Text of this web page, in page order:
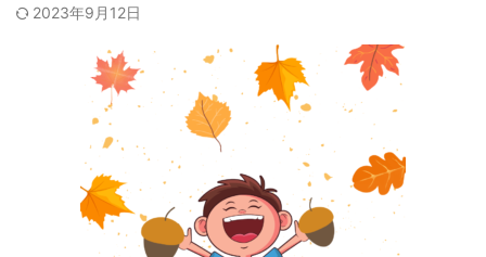
2023年9月12日